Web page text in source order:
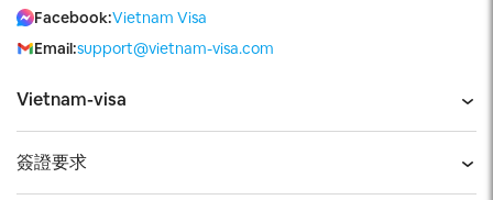
Vietnam-visa
簽證要求
Facebook:Vietnam Visa
Email:support@vietnam-visa.com